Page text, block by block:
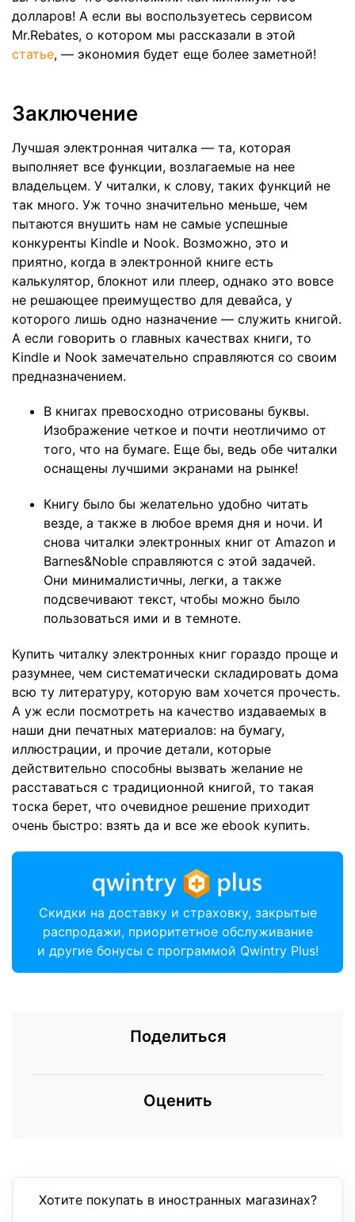
долларов! А если вы воспользуетесь сервисом
Mr.Rebates, о котором мы рассказали в этой
статье, — экономия будет еще более заметной!
Заключение
Лучшая электронная читалка — та, которая
выполняет все функции, возлагаемые на нее
владельцем. У читалки, к слову, таких функций не
так много. Уж точно значительно меньше, чем
пытаются внушить нам не самые успешные
конкуренты Kindle и Nook. Возможно, это и
приятно, когда в электронной книге есть
калькулятор, блокнот или плеер, однако это вовсе
не решающее преимущество для девайса, у
которого лишь одно назначение — служить книгой.
А если говорить о главных качествах книги, то
Kindle и Nook замечательно справляются со своим
предназначением.
В книгах превосходно отрисованы буквы.
Изображение четкое и почти неотличимо от
того, что на бумаге. Еще бы, ведь обе читалки
оснащены лучшими экранами на рынке!
Книгу было бы желательно удобно читать
везде, а также в любое время дня и ночи. И
снова читалки электронных книг от Amazon и
Barnes&Noble справляются с этой задачей.
Они минималистичны, легки, а также
подсвечивают текст, чтобы можно было
пользоваться ими и в темноте.
Купить читалку электронных книг гораздо проще и
разумнее, чем систематически складировать дома
всю ту литературу, которую вам хочется прочесть.
А уж если посмотреть на качество издаваемых в
наши дни печатных материалов: на бумагу,
иллюстрации, и прочие детали, которые
действительно способны вызвать желание не
расставаться с традиционной книгой, то такая
тоска берет, что очевидное решение приходит
очень быстро: взять да и все же ebook купить.
Скидки на доставку и страховку, закрытые
распродажи, приоритетное обслуживание
и другие бонусы с программой Qwintry Plus!
Поделиться
Оценить
Хотите покупать в иностранных магазинах?